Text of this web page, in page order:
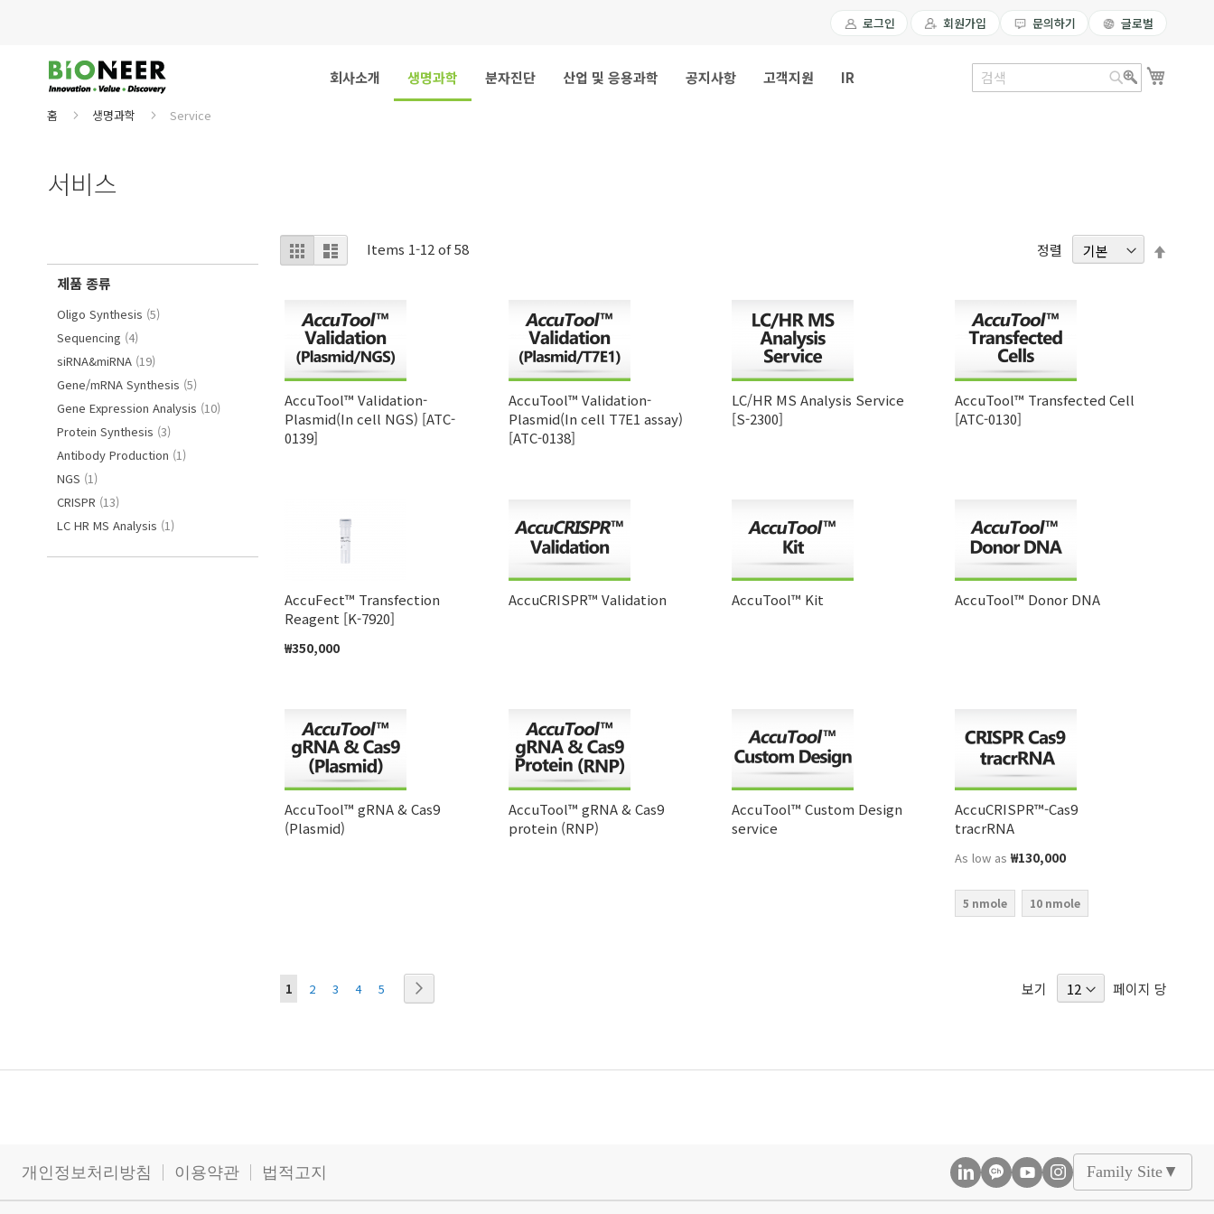
Content
로그인 회원가입 문의하기 글로벌
회사소개 생명과학 분자진단 산업 및 응용과학 공지사항 고객지원 IR
검
홈 생명과학 Service
서비스
보
기
그
리
리
스
Items 1-12of58 정렬
AccuTool™ Validation-
Plasmid(In cell NGS) [ATC-
0139]
AccuTool™ Validation-
Plasmid(In cell T7E1 assay)
[ATC-0138]
LC/HR MS Analysis Service
[S-2300]
AccuTool™ Transfected Cell
[ATC-0130]
AccuFect™ Transfection
Reagent [K-7920]
₩350,000
AccuCRISPR™ Validation AccuTool™ Kit AccuTool™ Donor DNA
AccuTool™ gRNA & Cas9
(Plasmid)
AccuTool™ gRNA & Cas9
protein (RNP)
AccuTool™ Custom Design
service
AccuCRISPR™-Cas9
tracrRNA
As low as ₩130,000
5 nmole 10 nmole
페
이
You're currently reading page
1 페이지
2 페이지
3 페이지
4 페이지
5 보기 페이지 당
제품 종류
Oligo Synthesis 5항
Sequencing 4항
목
siRNA&miRNA 19항
목
Gene/mRNA Synthesis 5항
목
Gene Expression Analysis 10항
Protein Synthesis 3항
목
Antibody Production 1 항
NGS 1 항
목
CRISPR 13항
목
LC HR MS Analysis 1 항
개인정보처리방침 이용약관 법적고지 Family Site ▲